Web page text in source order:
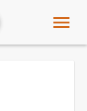
menu